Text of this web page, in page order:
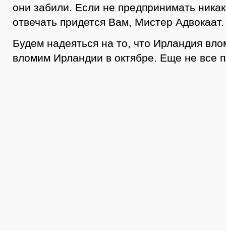
они забили. Если не предпринимать
отвечать придется Вам, Мистер Адвокаат.
Будем надеяться на то, что Ирландия
вломим Ирландии в октябре. Еще не все